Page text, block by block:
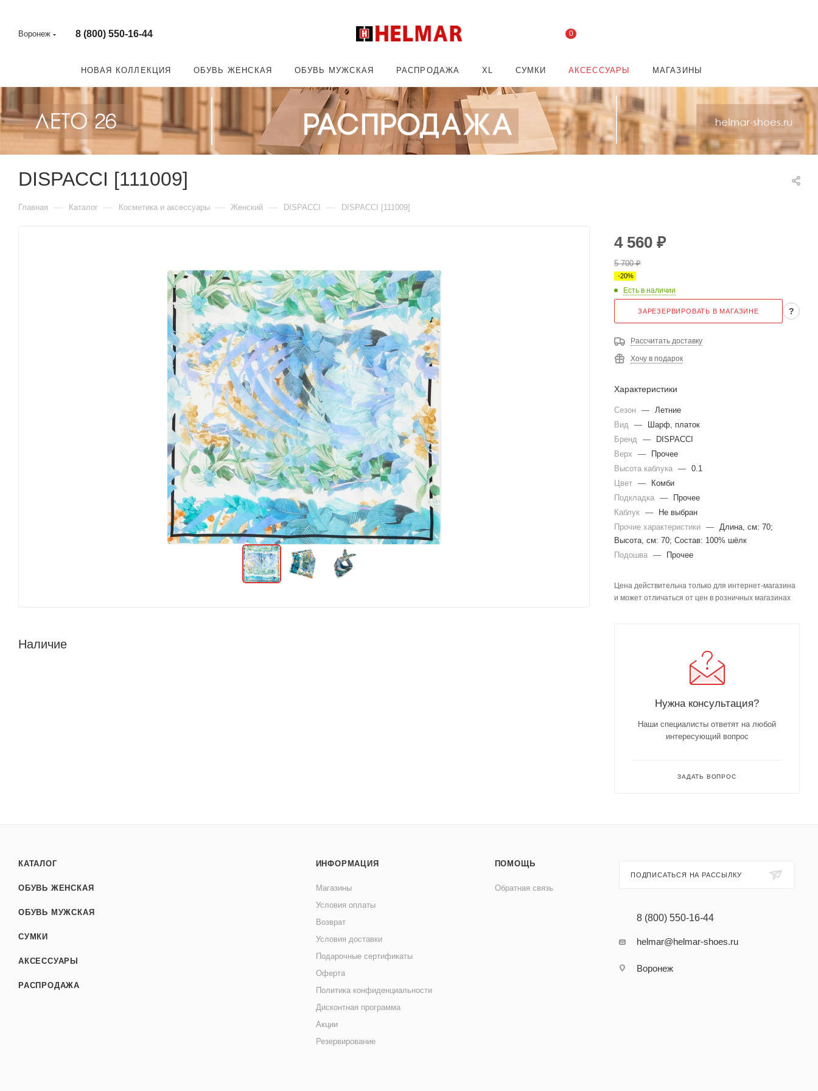
Воронеж 8 (800) 550-16-44 0
НОВАЯ КОЛЛЕКЦИЯ ОБУВЬ ЖЕНСКАЯ ОБУВЬ МУЖСКАЯ РАСПРОДАЖА XL СУМКИ АКСЕССУАРЫ МАГАЗИНЫ
DISPACCI [111009]
Главная — Каталог — Косметика и аксессуары — Женский — DISPACCI — DISPACCI [111009]
Наличие
4 560 ₽
5 700₽
-20%
Есть в наличии
ЗАРЕЗЕРВИРОВАТЬ В МАГАЗИНЕ ?
Рассчитать доставку
Хочу в подарок
Характеристики
Сезон — Летние
Вид —
Шарф, платок
Бренд —
DISPACCI
Верх
—
Прочее
Высота каблука — 0.1
Цвет —
Комби
Подкладка —
Прочее
Каблук —
Не выбран
Прочие характеристики — Длина, см: 70;
Высота, см: 70; Состав: 100% шёлк
Подошва — Прочее
Цена действительна только для интернет-магазина
и может отличаться от цен в розничных магазинах
Нужна консультация?
Наши специалисты ответят на любой
интересующий вопрос
ЗАДАТЬ ВОПРОС
КАТАЛОГ
ОБУВЬ ЖЕНСКАЯ
ОБУВЬ МУЖСКАЯ
СУМКИ
АКСЕССУАРЫ
РАСПРОДАЖА
ИНФОРМАЦИЯ
Магазины
Условия оплаты
Возврат
Условия доставки
Подарочные сертификаты
Оферта
Политика конфиденциальности
Дисконтная программа
Акции
Резервирование
ПОМОЩЬ
Обратная связь
ПОДПИСАТЬСЯ НА РАССЫЛКУ
8 (800) 550-16-44
helmar@helmar-shoes.ru
Воронеж